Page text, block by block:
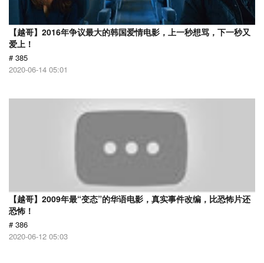
【越哥】2016年争议最大的韩国爱情电影，上一秒想骂，下一秒又
爱上！
# 385
2020-06-14 05:01
【越哥】2009年最“变态”的华语电影，真实事件改编，比恐怖片还
恐怖！
# 386
2020-06-12 05:03